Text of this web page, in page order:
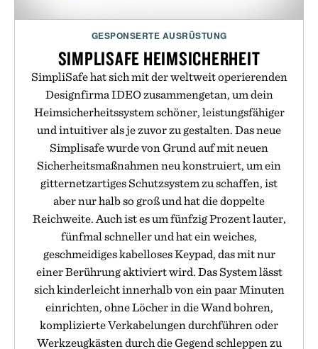
GESPONSERTE AUSRÜSTUNG
SIMPLISAFE HEIMSICHERHEIT
SimpliSafe hat sich mit der weltweit operierenden
Designfirma IDEO zusammengetan, um dein
Heimsicherheitssystem schöner, leistungsfähiger
und intuitiver als je zuvor zu gestalten. Das neue
Simplisafe wurde von Grund auf mit neuen
Sicherheitsmaßnahmen neu konstruiert, um ein
gitternetzartiges Schutzsystem zu schaffen, ist
aber nur halb so groß und hat die doppelte
Reichweite. Auch ist es um fünfzig Prozent lauter,
fünfmal schneller und hat ein weiches,
geschmeidiges kabelloses Keypad, das mit nur
einer Berührung aktiviert wird. Das System lässt
sich kinderleicht innerhalb von ein paar Minuten
einrichten, ohne Löcher in die Wand bohren,
komplizierte Verkabelungen durchführen oder
Werkzeugkästen durch die Gegend schleppen zu